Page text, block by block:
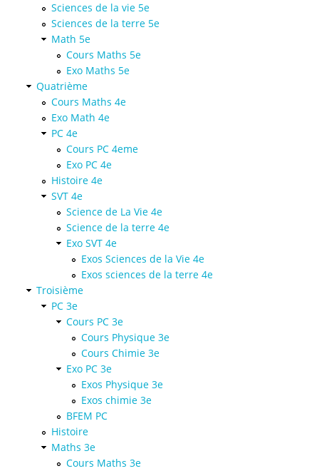
Sciences de la vie 5e
Sciences de la terre 5e
Math 5e
Cours Maths 5e
Exo Maths 5e
Quatrième
Cours Maths 4e
Exo Math 4e
PC 4e
Cours PC 4eme
Exo PC 4e
Histoire 4e
SVT 4e
Science de La Vie 4e
Science de la terre 4e
Exo SVT 4e
Exos Sciences de la Vie 4e
Exos sciences de la terre 4e
Troisième
PC 3e
Cours PC 3e
Cours Physique 3e
Cours Chimie 3e
Exo PC 3e
Exos Physique 3e
Exos chimie 3e
BFEM PC
Histoire
Maths 3e
Cours Maths 3e